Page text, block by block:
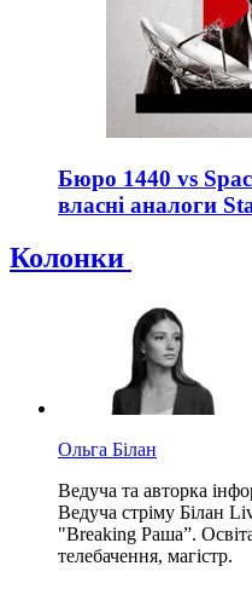
Бюро 1440 vs
власні аналоги
Колонки
Ольга Білан
Ведуча та авторка
Ведуча стріму Білан
"Breaking Раша”.
телебачення, магістр.